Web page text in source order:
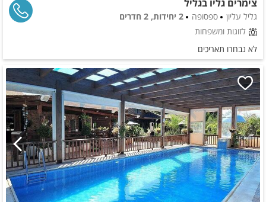
צימרים גליו בגליל
גליל עליון ספסופה
2 יחידות, 2 חדרים
לזוגות ומשפחות
לא נבחרו תאריכים